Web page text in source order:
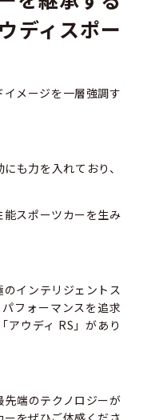
ディスポー
メージを一層強調す
も力を入れており、
能スポーツカーを生み
インテリジェントス
フォーマンスを追求
アウディ RS」があり
端のテクノロジーが